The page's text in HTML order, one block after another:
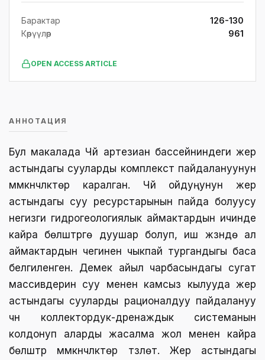
Барактар
126-130
Көрүүлөр
961
OPEN ACCESS ARTICLE
АННОТАЦИЯ
Бул макалада Чүй артезиан бассейниндеги жер
астындагы сууларды комплекстүү пайдалануунун
мүмкүнчүлүктөрү каралган. Чүй ойдуңунун жер
астындагы суу ресурстарынын пайда болуусу
негизги гидрогеологиялык аймактардын ичинде
кайра бөлүштүрүүгө дуушар болуп, иш жүзүндө ал
аймактардын чегинен чыкпай тургандыгы баса
белгиленген. Демек айыл чарбасындагы сугат
массивдерин суу менен камсыз кылууда жер
астындагы сууларды рационалдуу пайдалануу
үчүн коллектордук-дренаждык системанын
колдонуп аларды жасалма жол менен кайра
бөлүштүрүү мүмкүнчүлүктөрү түзүлөт. Жер астындагы